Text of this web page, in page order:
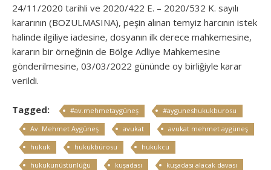
24/11/2020 tarihli ve 2020/422 E. – 2020/532 K. sayılı
kararının (BOZULMASINA), peşin alınan temyiz harcının istek
halinde ilgiliye iadesine, dosyanın ilk derece mahkemesine,
kararın bir örneğinin de Bölge Adliye Mahkemesine
gönderilmesine, 03/03/2022 gününde oy birliğiyle karar
verildi.
Tagged: #av.mehmetaygüneş
#ayguneshukukburosu
Av. Mehmet Aygüneş
avukat
avukat mehmet aygüneş
hukuk
hukukbürosu
hukukcu
hukukunüstünlüğü
kuşadası
kuşadası alacak davası